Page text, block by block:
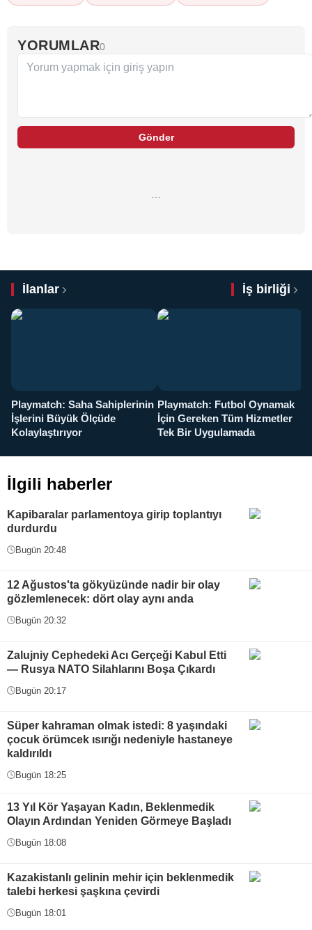
YORUMLAR0
Gönder
İlanlar İş birliği
Playmatch: Saha Sahiplerinin
İşlerini Büyük Ölçüde
Kolaylaştırıyor
Playmatch: Futbol Oynamak
İçin Gereken Tüm Hizmetler
Tek Bir Uygulamada
İlgili haberler
Kapibaralar parlamentoya girip toplantıyı
durdurdu
Bugün 20:48
12 Ağustos'ta gökyüzünde nadir bir olay
gözlemlenecek: dört olay aynı anda
Bugün 20:32
Zalujniy Cephedeki Acı Gerçeği Kabul Etti
— Rusya NATO Silahlarını Boşa Çıkardı
Bugün 20:17
Süper kahraman olmak istedi: 8 yaşındaki
çocuk örümcek ısırığı nedeniyle hastaneye
kaldırıldı
Bugün 18:25
13 Yıl Kör Yaşayan Kadın, Beklenmedik
Olayın Ardından Yeniden Görmeye Başladı
Bugün 18:08
Kazakistanlı gelinin mehir için beklenmedik
talebi herkesi şaşkına çevirdi
Bugün 18:01